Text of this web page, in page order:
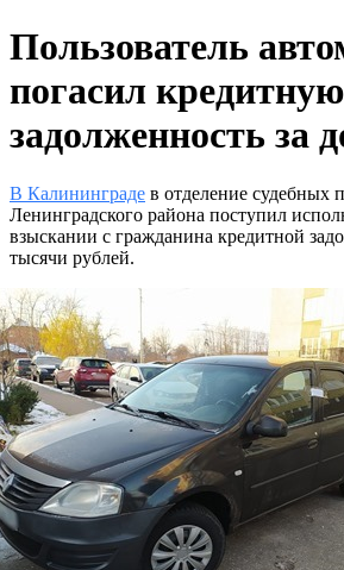
Пользователь
погасил кредитную
задолженность за
В Калининграде в отделение судебных
Ленинградского района поступил
взыскании с гражданина кредитной
тысячи рублей.